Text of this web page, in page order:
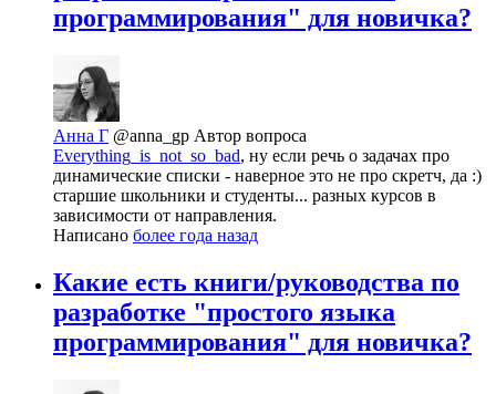
программирования" для новичка?
Анна Г @anna_gp Автор вопроса
Everything_is_not_so_bad, ну если речь о задачах про
динамические списки - наверное это не про скретч, да :)
старшие школьники и студенты... разных курсов в
зависимости от направления.
Написано более года назад
Какие есть книги/руководства по
разработке "простого языка
программирования" для новичка?